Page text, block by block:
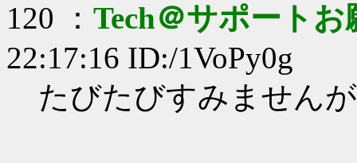
120 ： Tech＠サポート
22:17:16 ID:/1VoPy0g
たびたびすみません